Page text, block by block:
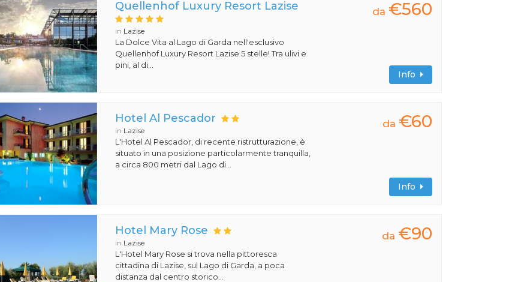
Quellenhof Luxury Resort Lazise
in Lazise
La Dolce Vita al Lago di Garda nell'esclusivo
Quellenhof Luxury Resort Lazise 5 stelle! Tra ulivi e
pini, al di...
da €560
Info
Hotel Al Pescador
in Lazise
L'Hotel Al Pescador, di recente ristrutturazione, è
situato in una posizione particolarmente tranquilla,
a circa 800 metri dal Lago di...
da €60
Info
Hotel Mary Rose
in Lazise
L'Hotel Mary Rose si trova nella pittoresca
cittadina di Lazise, sul Lago di Garda, a poca
distanza dal centro storico...
da €90